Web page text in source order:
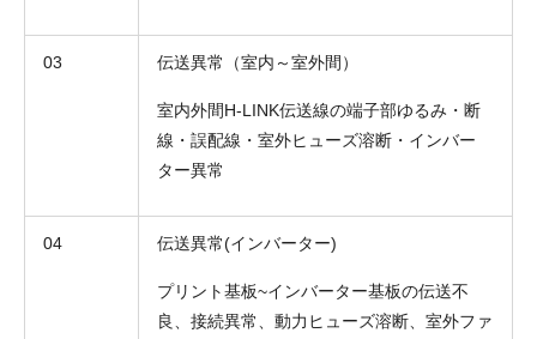
03 伝送異常（室内～室外間）
室内外間H-LINK伝送線の端子部ゆるみ・断
線・誤配線・室外ヒューズ溶断・インバー
ター異常
04 伝送異常(インバーター)
プリント基板~インバーター基板の伝送不
良、接続異常、動力ヒューズ溶断、室外ファ